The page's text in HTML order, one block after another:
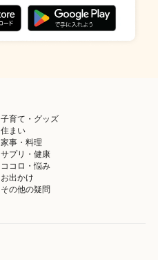
子育て・グッズ
住まい
家事・料理
サプリ・健康
ココロ・悩み
お出かけ
その他の疑問